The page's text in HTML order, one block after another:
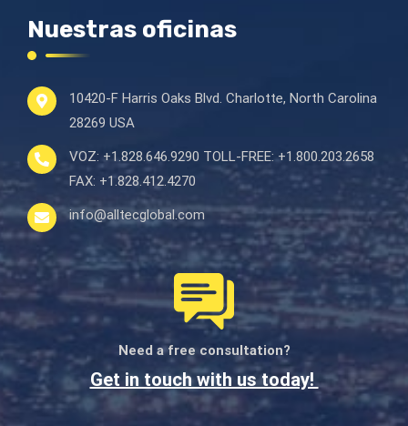
Nuestras oficinas
10420-F Harris Oaks Blvd. Charlotte, North Carolina
28269 USA
VOZ: +1.828.646.9290 TOLL-FREE:+1.800.203.2658
FAX: +1.828.412.4270
info@alltecglobal.com
Need a free consultation?
Get in touch with us today!